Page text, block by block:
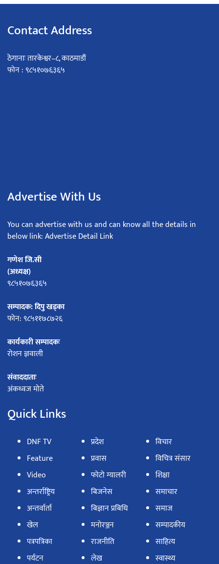
Contact Address
ठेगानाः तारकेश्वर–८, काठमाडौं
फोन : ९८५१०७६३६५
Advertise With Us
You can advertise with us and can know all the details in
below link: Advertise Detail Link
गणेश जि.सी
(अध्यक्ष)
९८५१०७६३६५
सम्पादक: दिपु खड्का
फोन: ९८५११७८७२६
कार्यकारी सम्पादकः
रोशन ज्ञवाली
संवाददाताः
अंकध्वज मोते
Quick Links
DNF TV
Feature
Video
अन्तर्राष्ट्रिय
अन्तर्वार्ता
खेल
पत्रपत्रिका
पर्यटन
प्रदेश
प्रवास
फोटो ग्यालरी
बिजनेस
बिज्ञान प्रबिधि
मनोरञ्जन
राजनीति
लेख
विचार
विचित्र संसार
शिक्षा
समाचार
समाज
सम्पादकीय
साहित्य
स्वास्थ्य